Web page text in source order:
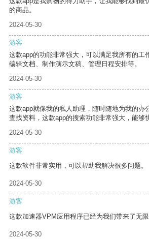
的商品。
2024-05-30
游客
这款app的功能非常强大，可以满足我所有的工
编辑文档、制作演示文稿、管理日程安排等。
2024-05-30
游客
这款app就像我的私人助理，随时随地为我的办
查找资料，这款app的搜索功能非常强大，能够
2024-05-30
游客
这款软件非常实用，可以帮助我解决很多问题。
2024-05-30
游客
这款加速器VPM应用程序已经为我们带来了无限
2024-05-30